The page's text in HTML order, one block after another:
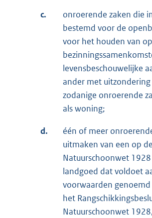
c.
onroerende zaken die
bestemd voor de
voor het houden van
levensbeschouwelijke
ander met
zodanige onroerende
als woning;
d.
één of meer
uitmaken van een op
Natuurschoonwet
landgoed dat voldoet
voorwaarden
het
Natuurschoonwet